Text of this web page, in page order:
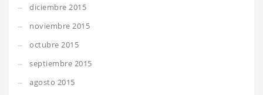
diciembre 2015
noviembre 2015
octubre 2015
septiembre 2015
agosto 2015